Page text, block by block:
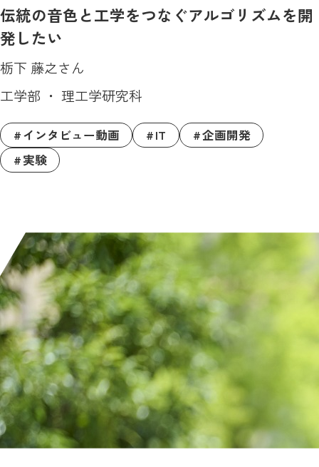
伝統の音色と工学をつなぐアルゴリズムを開
発したい
栃下 藤之さん
工学部 ・ 理工学研究科
インタビュー動画 IT
企画開発
実験